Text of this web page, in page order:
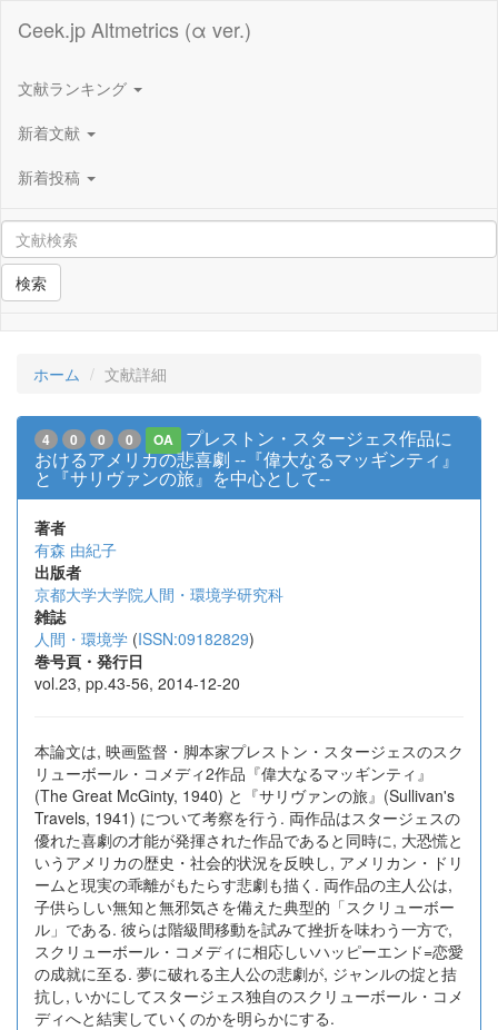
Ceek.jp Altmetrics (α ver.)
文献ランキング
新着文献
新着投稿
検索
ホーム 文献詳細
4 0 0 0 OA
プレストン・スタージェス作品に
おけるアメリカの悲喜劇 --『偉大なるマッギンティ』
と『サリヴァンの旅』を中心として--
著者
有森 由紀子
出版者
京都大学大学院人間・環境学研究科
雑誌
人間・環境学 (ISSN:09182829)
巻号頁・発行日
vol.23, pp.43-56, 2014-12-20
本論文は, 映画監督・脚本家プレストン・スタージェスのスク
リューボール・コメディ2作品『偉大なるマッギンティ』
(The Great McGinty, 1940) と『サリヴァンの旅』(Sullivan's
Travels, 1941) について考察を行う. 両作品はスタージェスの
優れた喜劇の才能が発揮された作品であると同時に, 大恐慌と
いうアメリカの歴史・社会的状況を反映し, アメリカン・ドリ
ームと現実の乖離がもたらす悲劇も描く. 両作品の主人公は,
子供らしい無知と無邪気さを備えた典型的「スクリューボー
ル」である. 彼らは階級間移動を試みて挫折を味わう一方で,
スクリューボール・コメディに相応しいハッピーエンド=恋愛
の成就に至る. 夢に破れる主人公の悲劇が, ジャンルの掟と拮
抗し, いかにしてスタージェス独自のスクリューボール・コメ
ディへと結実していくのかを明らかにする.